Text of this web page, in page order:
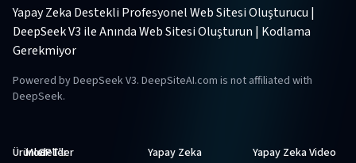
Yapay Zeka Destekli Profesyonel Web Sitesi Oluşturucu |
DeepSeek V3 ile Anında Web Sitesi Oluşturun | Kodlama
Gerekmiyor
Powered by DeepSeek V3. DeepSiteAI.com is not affiliated with
DeepSeek.
Ürünler
Modeller
GPT'ler
Yapay Zeka
Yapay Zeka Video